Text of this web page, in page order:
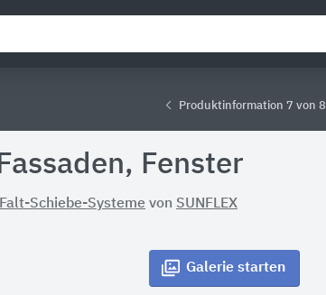
Produktinformation 7 von 8
Fenster
Schiebe-Systeme von SUNFLEX
Galerie starten